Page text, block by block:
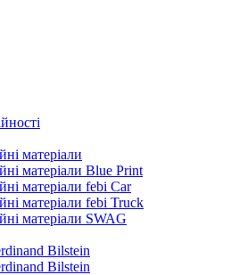
матеріали
матеріали Blue Print
матеріали febi Car
матеріали febi Truck
матеріали SWAG
Bilstein
Bilstein